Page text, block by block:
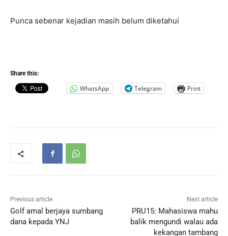
Punca sebenar kejadian masih belum diketahui
Share this:
WhatsApp Telegram Print
Previous article
Golf amal berjaya sumbang
dana kepada YNJ
Next article
PRU15: Mahasiswa mahu
balik mengundi walau ada
kekangan tambang